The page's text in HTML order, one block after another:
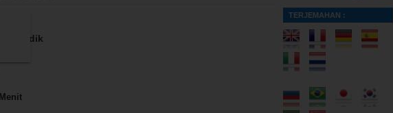
dan Adik
TERJEMAHAN :